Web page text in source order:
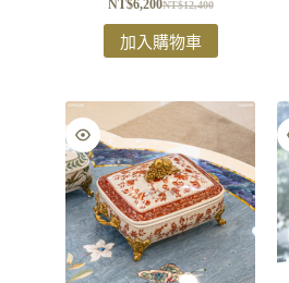
NT$12,400
NT$6,200
加入購物車